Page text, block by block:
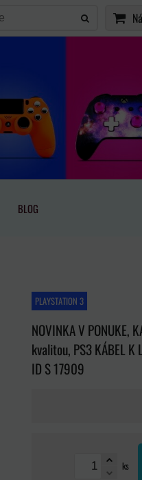
BLOG
PLAYSTATION 3
NOVINKA V PONUKE,
kvalitou, PS3 KÁBEL K
ID S 17909
ks